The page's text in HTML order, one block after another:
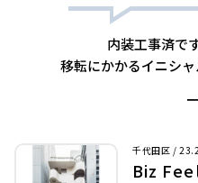
内装工事済で
移転にかかるイニシ
千代田区 /
Biz